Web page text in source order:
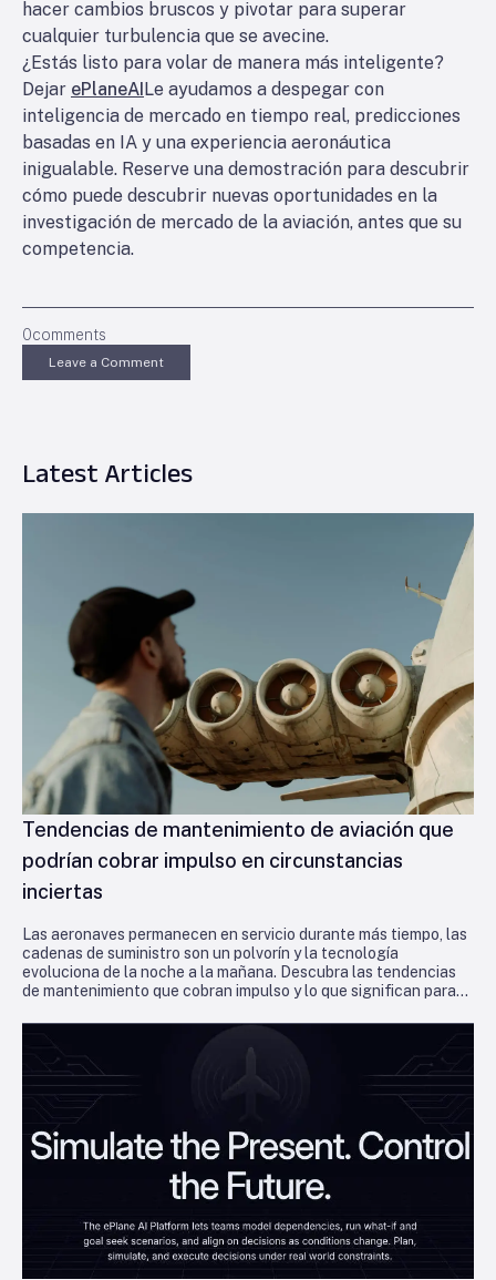
hacer cambios bruscos y pivotar para superar
cualquier turbulencia que se avecine.
¿Estás listo para volar de manera más inteligente?
Dejar ePlaneAILe ayudamos a despegar con
inteligencia de mercado en tiempo real, predicciones
basadas en IA y una experiencia aeronáutica
inigualable. Reserve una demostración para descubrir
cómo puede descubrir nuevas oportunidades en la
investigación de mercado de la aviación, antes que su
competencia.
0comments
Leave a Comment
Latest Articles
Tendencias de mantenimiento de aviación que
podrían cobrar impulso en circunstancias
inciertas
Las aeronaves permanecen en servicio durante más tiempo, las
cadenas de suministro son un polvorín y la tecnología
evoluciona de la noche a la mañana. Descubra las tendencias
de mantenimiento que cobran impulso y lo que significan para
rentables.